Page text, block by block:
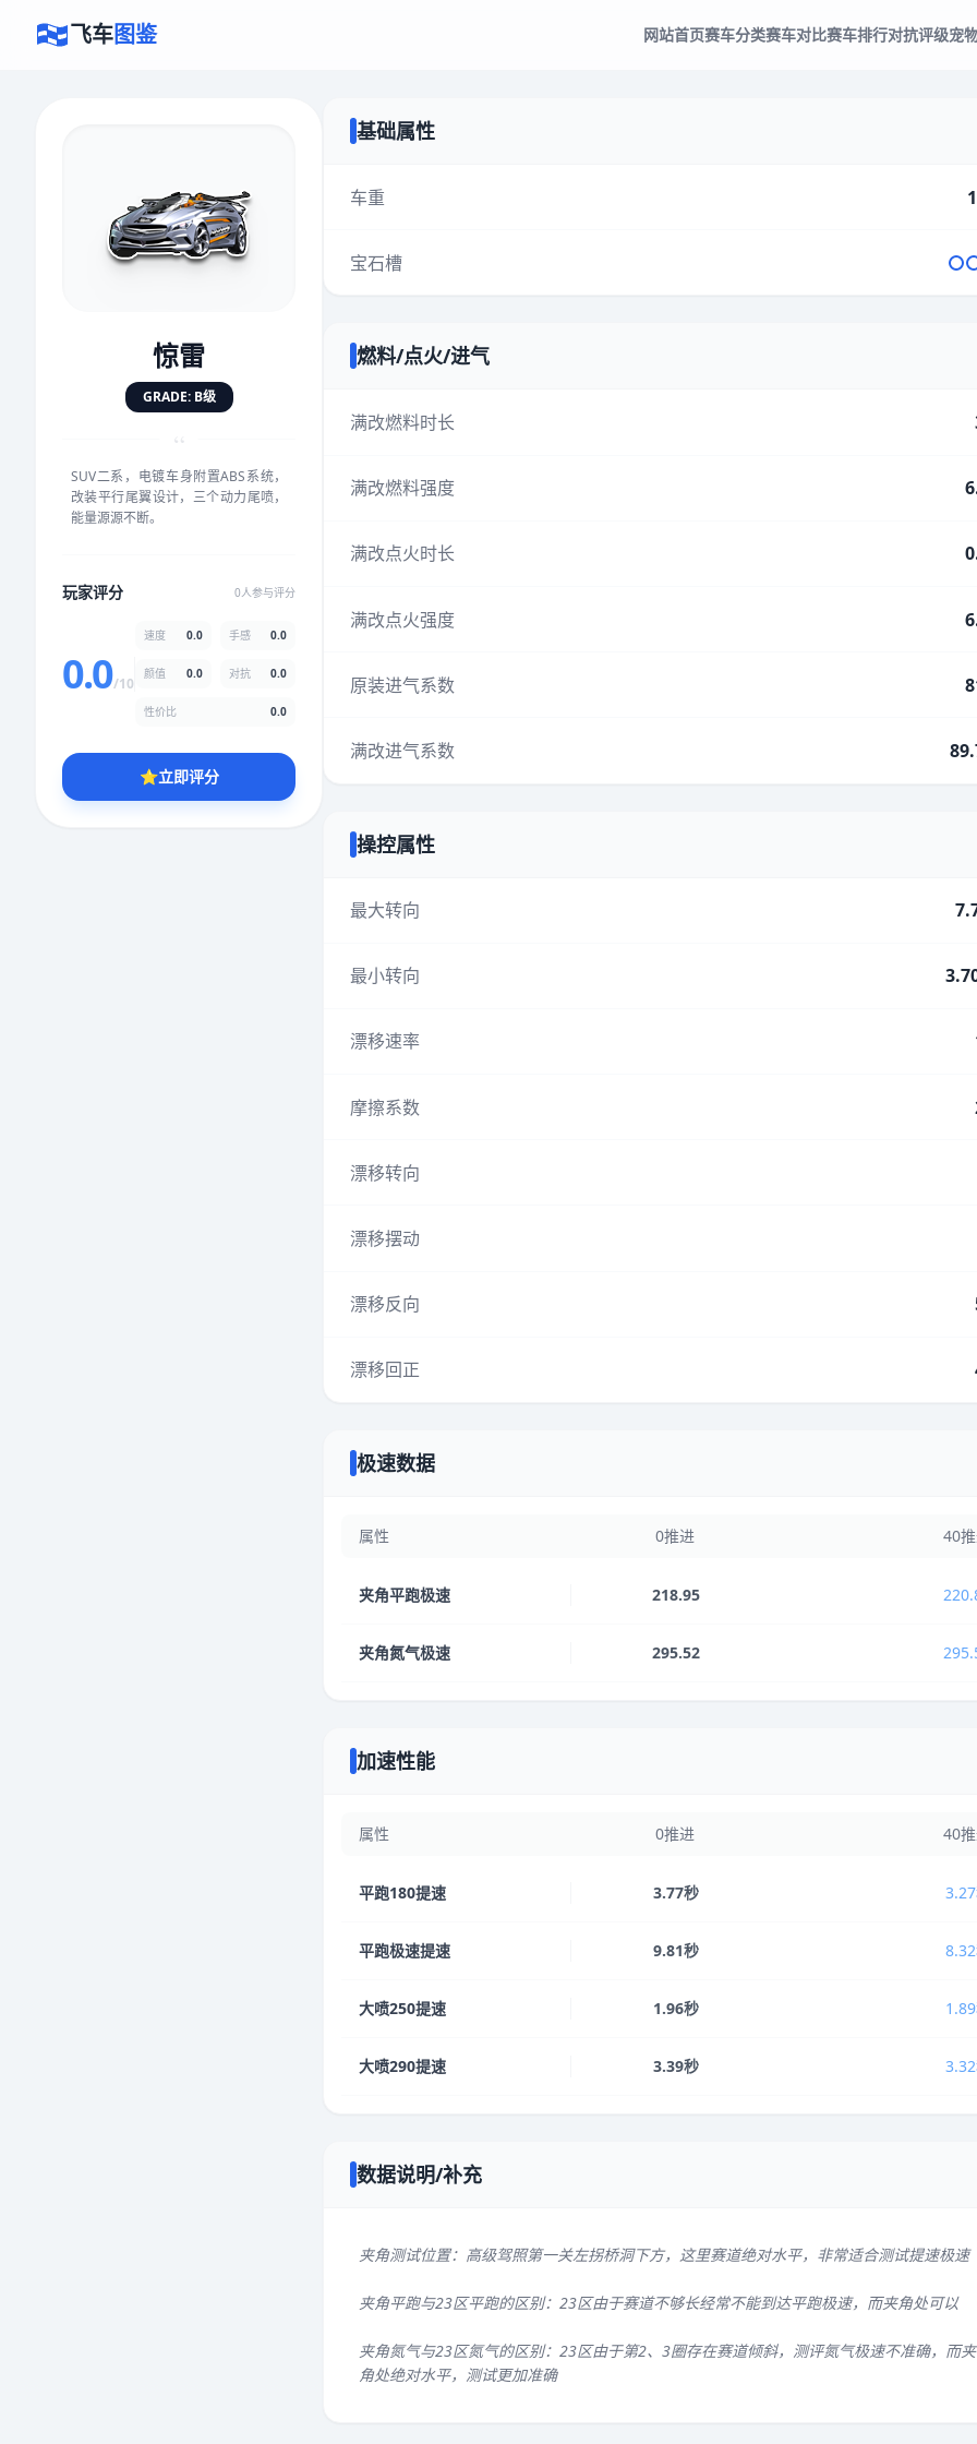
飞车图鉴 网站首页赛车分类赛车对比赛车排行对抗评级宠
惊雷
GRADE: B级
“
SUV二系，电镀车身附置ABS系统，
改装平行尾翼设计，三个动力尾喷，
能量源源不断。
玩家评分 0人参与评分
0.0/10
速度 0.0 手感 0.0
颜值 0.0 对抗 0.0
性价比 0.0
⭐立即评分
基础属性
车重
宝石槽
燃料/点火/进气
满改燃料时长
满改燃料强度
满改点火时长
满改点火强度
原装进气系数
满改进气系数
操控属性
最大转向
最小转向
漂移速率
摩擦系数
漂移转向
漂移摆动
漂移反向
漂移回正
极速数据
属性 0推进 40
夹角平跑极速 218.95
夹角氮气极速 295.52
加速性能
属性 0推进 40
平跑180提速 3.77秒
平跑极速提速 9.81秒
大喷250提速 1.96秒
大喷290提速 3.39秒
数据说明/补充
夹角测试位置：高级驾照第一关左拐桥洞下方，这里赛道绝对水平，非常适合测试提速极速
夹角平跑与23区平跑的区别：23区由于赛道不够长经常不能到达平跑极速，而夹角处可以
夹角氮气与23区氮气的区别：23区由于第2、3圈存在赛道倾斜，测评氮气极速不准确，而夹
角处绝对水平，测试更加准确
评价赛车
速度 5.0分
对抗
★★★★★★
手感 5.0分
★★
5.0分